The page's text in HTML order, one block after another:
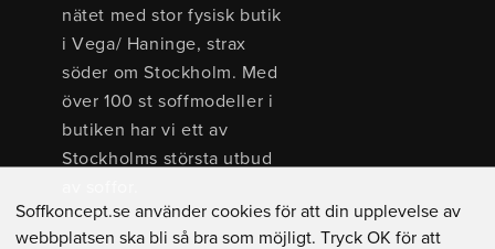
nätet med stor fysisk butik
i Vega/ Haninge, strax
söder om Stockholm. Med
över 100 st soffmodeller i
butiken har vi ett av
Stockholms största utbud
Soffkoncept.se använder cookies för att din upplevelse av
webbplatsen ska bli så bra som möjligt. Tryck OK för att